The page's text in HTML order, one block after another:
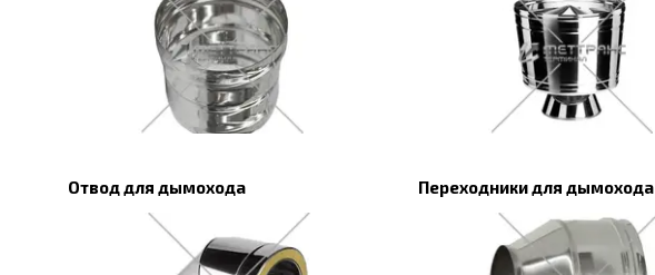
Отвод для дымохода Переходники для дымохода